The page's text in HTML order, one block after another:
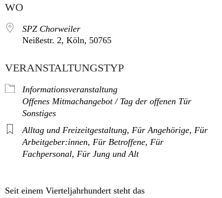
WO
SPZ Chorweiler
Neißestr. 2, Köln, 50765
VERANSTALTUNGSTYP
Informationsveranstaltung
Offenes Mitmachangebot / Tag der offenen Tür
Sonstiges
Alltag und Freizeitgestaltung, Für Angehörige, Für
Arbeitgeber:innen, Für Betroffene, Für
Fachpersonal, Für Jung und Alt
Seit einem Vierteljahrhundert steht das